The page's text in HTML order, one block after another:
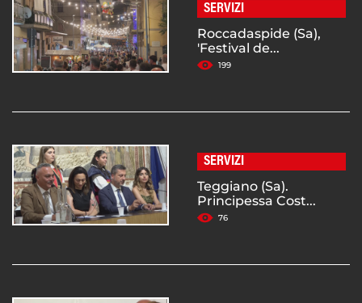
SERVIZI
Roccadaspide (Sa),
'Festival de...
199
SERVIZI
Teggiano (Sa).
Principessa Cost...
76